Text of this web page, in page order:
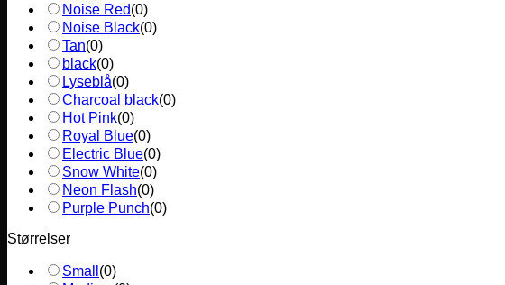
Noise Red(0)
Noise Black(0)
Tan(0)
black(0)
Lyseblå(0)
Charcoal black(0)
Hot Pink(0)
Royal Blue(0)
Electric Blue(0)
Snow White(0)
Neon Flash(0)
Purple Punch(0)
Størrelser
Small (0)